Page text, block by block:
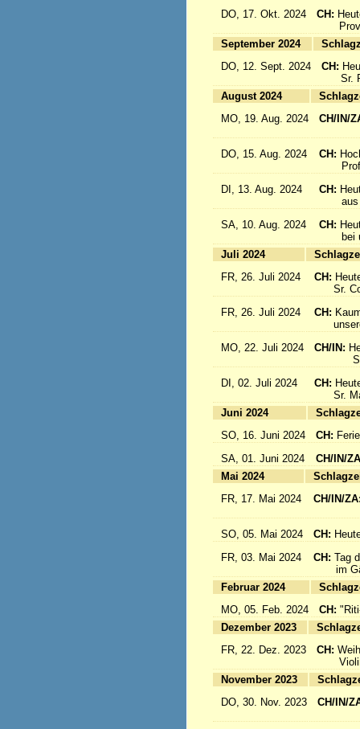
DO, 17. Okt. 2024 CH:
September 2024
DO, 12. Sept. 2024
CH:
Sr.
August 2024
MO, 19. Aug. 2024
CH/IN/
DO, 15. Aug. 2024
CH:
DI, 13. Aug. 2024
CH:
aus
SA, 10. Aug. 2024
CH:
bei
Juli 2024
FR, 26. Juli 2024
CH:
Sr.
FR, 26. Juli 2024
CH:
unsere
MO, 22. Juli 2024
CH/IN:
Sr.
DI, 02. Juli 2024
CH:
Sr.
Juni 2024
SO, 16. Juni 2024
CH:
SA, 01. Juni 2024
CH/IN/
Mai 2024
FR, 17. Mai 2024
CH/IN/
SO, 05. Mai 2024
CH:
FR, 03. Mai 2024
CH: Tag
im
Februar 2024
MO, 05. Feb. 2024
CH:
Dezember 2023
FR, 22. Dez. 2023
CH:
November 2023
DO, 30. Nov. 2023
CH/IN/